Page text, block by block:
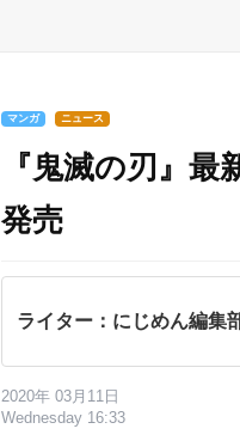
マンガ ニュース
『鬼滅の刃』
発売
ライター：にじめん編集
2020年 03月11日
Wednesday 16:33